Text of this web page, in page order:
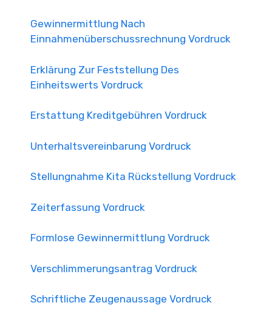
Gewinnermittlung Nach
Einnahmenüberschussrechnung Vordruck
Erklärung Zur Feststellung Des
Einheitswerts Vordruck
Erstattung Kreditgebühren Vordruck
Unterhaltsvereinbarung Vordruck
Stellungnahme Kita Rückstellung Vordruck
Zeiterfassung Vordruck
Formlose Gewinnermittlung Vordruck
Verschlimmerungsantrag Vordruck
Schriftliche Zeugenaussage Vordruck